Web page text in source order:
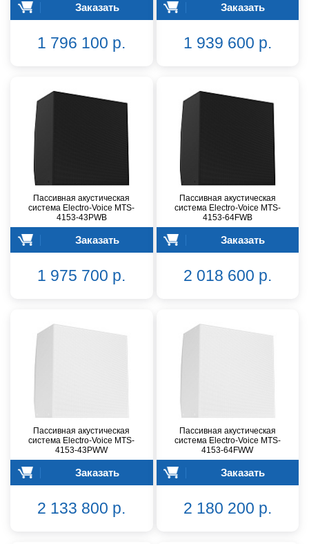
Заказать
1 796 100 р.
Заказать
1 939 600 р.
Пассивная акустическая
система Electro-Voice MTS-
4153-43PWB
Заказать
1 975 700 р.
Пассивная акустическая
система Electro-Voice MTS-
4153-64FWB
Заказать
2 018 600 р.
Пассивная акустическая
система Electro-Voice MTS-
4153-43PWW
Заказать
2 133 800 р.
Пассивная акустическая
система Electro-Voice MTS-
4153-64FWW
Заказать
2 180 200 р.